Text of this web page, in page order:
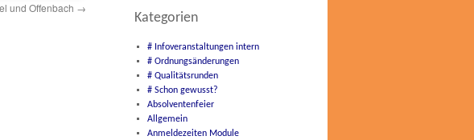
und Offenbach →
Kategorien
# Infoveranstaltungen intern
# Ordnungsänderungen
# Qualitätsrunden
# Schon gewusst?
Absolventenfeier
Allgemein
Anmeldezeiten Module